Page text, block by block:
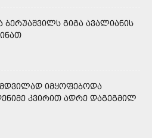
ᲑᲔᲠᲣᲐᲨᲕᲘᲚᲡ ᲒᲘᲒᲐ ᲐᲕᲐᲚᲘᲐᲜᲘᲡ
ᲘᲛᲧᲝᲤᲔᲑᲝᲓᲐ
ᲙᲕᲘᲠᲘᲗ ᲐᲓᲠᲔ ᲓᲐᲒᲔᲒᲛᲘᲚ